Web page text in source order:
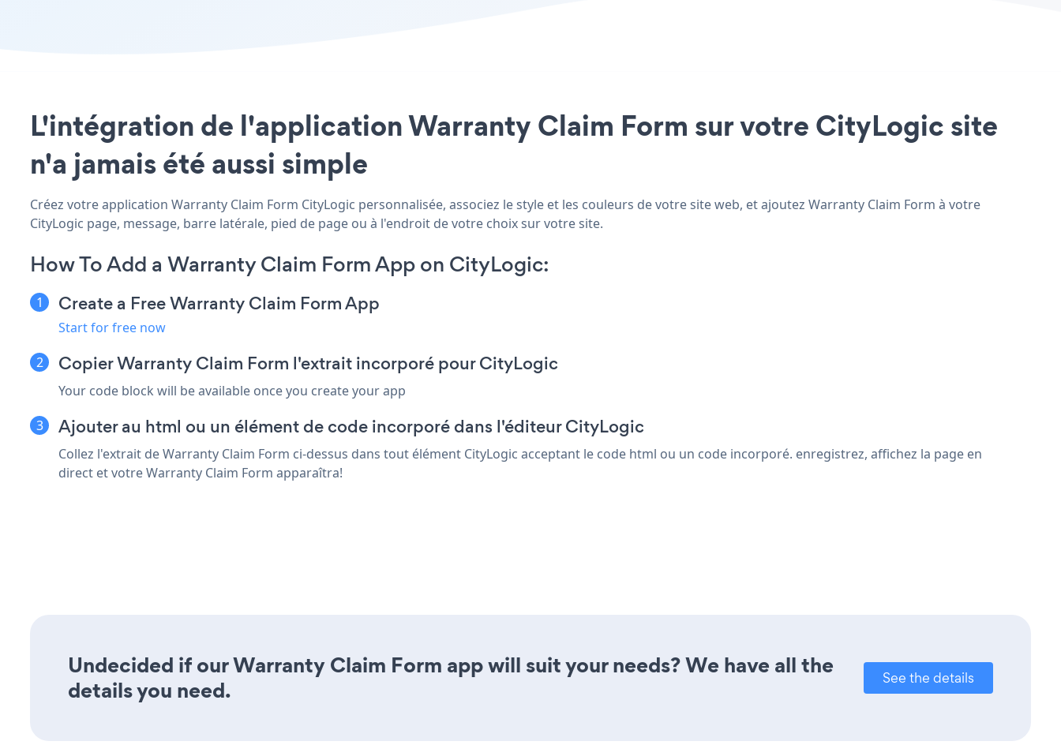
L'intégration de l'application Warranty Claim Form sur votre CityLogic site
n'a jamais été aussi simple
Créez votre application Warranty Claim Form CityLogic personnalisée, associez le style et les couleurs de votre site web, et ajoutez Warranty Claim Form à votre
CityLogic page, message, barre latérale, pied de page ou à l'endroit de votre choix sur votre site.
How To Add a Warranty Claim Form App on CityLogic:
Create a Free Warranty Claim Form App
Start for free now
Copier Warranty Claim Form l'extrait incorporé pour CityLogic
Your code block will be available once you create your app
Ajouter au html ou un élément de code incorporé dans l'éditeur CityLogic
Collez l'extrait de Warranty Claim Form ci-dessus dans tout élément CityLogic acceptant le code html ou un code incorporé. enregistrez, affichez la page en
direct et votre Warranty Claim Form apparaîtra!
Undecided if our Warranty Claim Form app will suit your needs? We have all the
details you need.
See the details